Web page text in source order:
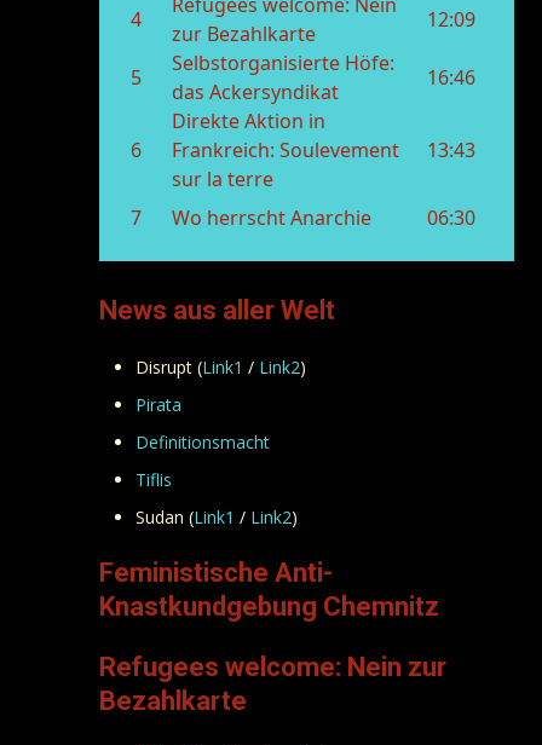
News aus aller Welt
Disrupt (Link1 / Link2)
Pirata
Definitionsmacht
Tiflis
Sudan (Link1 / Link2)
Feministische Anti-
Knastkundgebung Chemnitz
Refugees welcome: Nein zur
Bezahlkarte